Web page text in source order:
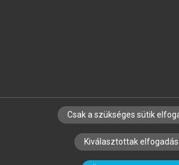
SZERZŐKNEK CÉGEKNEK
SZERKESZTÉSI ÉS LEKTORÁLÁSI
Csak a szükséges sütik
Kiválasztottak